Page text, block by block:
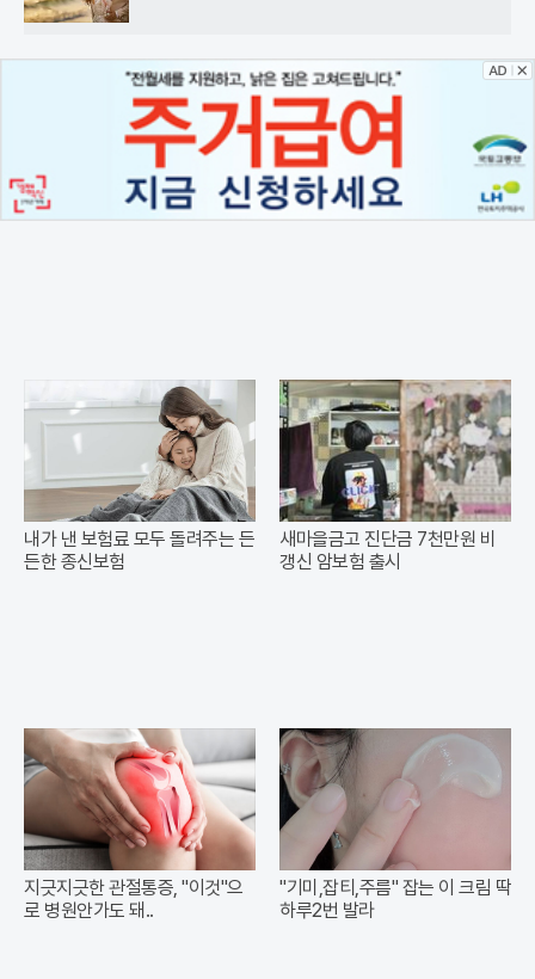
내가 낸 보험료 모두 돌려주는 든
든한 종신보험
새마을금고 진단금 7천만원 비
갱신 암보험 출시
지긋지긋한 관절통증, "이것"으
로 병원안가도 돼..
"기미,잡티,주름" 잡는 이 크림 딱
하루2번 발라